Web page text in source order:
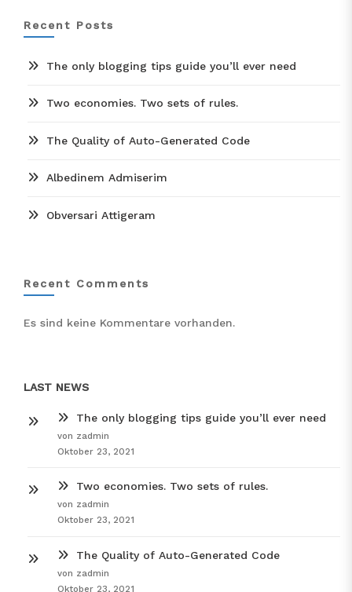
Recent Posts
The only blogging tips guide you’ll ever need
Two economies. Two sets of rules.
The Quality of Auto-Generated Code
Albedinem Admiserim
Obversari Attigeram
Recent Comments
Es sind keine Kommentare vorhanden.
LAST NEWS
The only blogging tips guide you’ll ever need
von zadmin
Oktober 23, 2021
Two economies. Two sets of rules.
von zadmin
Oktober 23, 2021
The Quality of Auto-Generated Code
von zadmin
Oktober 23, 2021